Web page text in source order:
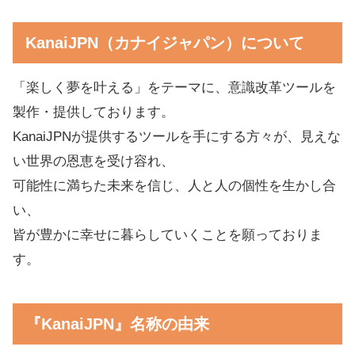
KanaiJPN（カナイジャパン）について
「楽しく夢を叶える」をテーマに、意識改革ツールを
製作・提供しております。
KanaiJPNが提供するツールを手にする方々が、見えな
い世界の恩恵を受け容れ、
可能性に満ちた未来を信じ、人と人の個性を生かし合
い、
皆が豊かに幸せに暮らしていくことを願っておりま
す。
『KanaiJPN』名称の由来